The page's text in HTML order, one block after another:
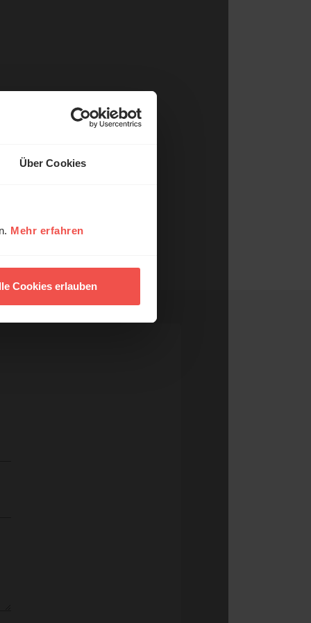
Über Cookies
Mehr erfahren
Cookies erlauben